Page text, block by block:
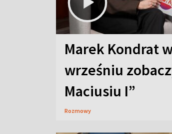
Marek Kondrat
wrześniu
Maciusiu I”
Rozmowy